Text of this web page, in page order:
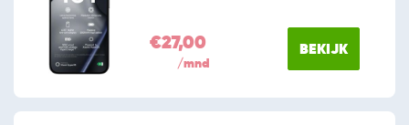
€27,00
/mnd
BEKIJK